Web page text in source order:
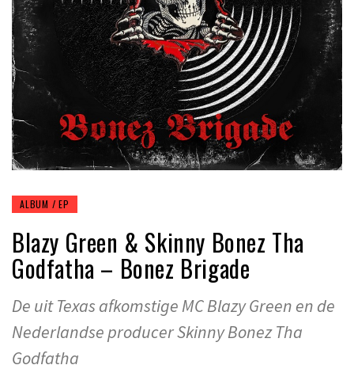
ALBUM / EP
Blazy Green & Skinny Bonez Tha
Godfatha – Bonez Brigade
De uit Texas afkomstige MC Blazy Green en de
Nederlandse producer Skinny Bonez Tha
Godfatha